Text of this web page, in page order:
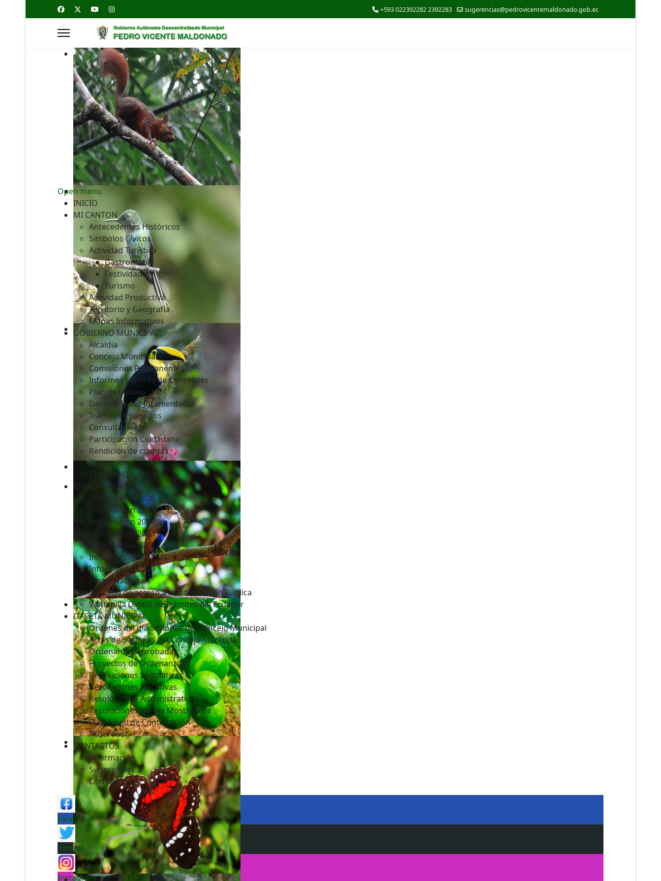
+593 022392282 2392283 sugerencias@pedrovicentemaldonado.gob.ec
Open menu
INICIO
MI CANTON
Antecedentes Históricos
Simbolos Cívicos
Actividad Turística
Gastronomía
Festividades
Turismo
Actividad Productiva
Territorio y Geografía
Mapas Informativos
GOBIERNO MUNICIPAL
Alcaldia
Concejo Municipal
Comisiones Permanentes
Informes Labores de Concejales
Plan de trabajo
Declaraciones Juramentadas
Tramites y servicios
Consultas web
Participación Ciudadana
Rendición de cuentas
Convenios
Estatuto Orgánico
TRANSPARENCIA
Informacion 2026
Informacion 2025
Informacion 2024
Información 2023
Información 2022
Información 2021
Información 2020
Portal Nacional
Solicitud de acceso a la Información Pública
Ventanilla Digital de Trámites del Ecuador
GACETA MUNICIPAL
Ordenes del día Sesiones del Concejo Municipal
Actas de Sesiones del Concejo Municipal
Ordenanzas Aprobadas
Proyectos de Ordenanzas
Resoluciones Legislativas
Resoluciones Ejecutivas
Resoluciones Administrativas
Resoluciones Bienes Mostrencos
Plan Anual de Contratación
Acuerdos
CONTACTOS
Información
Sugerencias
Correos
Facebook
Twitter
Instagram